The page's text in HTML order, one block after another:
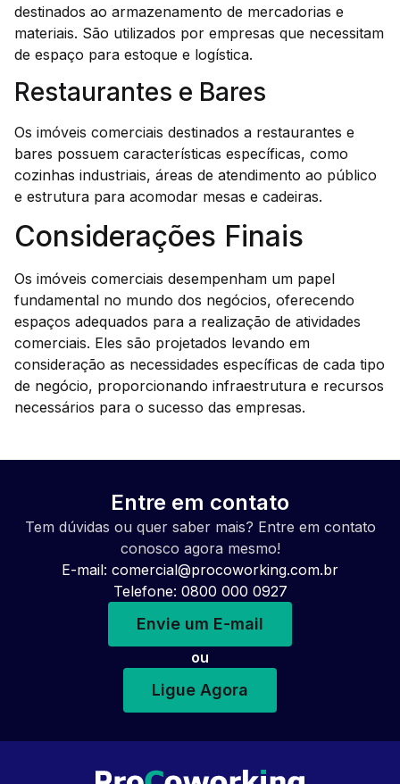
destinados ao armazenamento de mercadorias e
materiais. São utilizados por empresas que necessitam
de espaço para estoque e logística.
Restaurantes e Bares
Os imóveis comerciais destinados a restaurantes e
bares possuem características específicas, como
cozinhas industriais, áreas de atendimento ao público
e estrutura para acomodar mesas e cadeiras.
Considerações Finais
Os imóveis comerciais desempenham um papel
fundamental no mundo dos negócios, oferecendo
espaços adequados para a realização de atividades
comerciais. Eles são projetados levando em
consideração as necessidades específicas de cada tipo
de negócio, proporcionando infraestrutura e recursos
necessários para o sucesso das empresas.
Entre em contato
Tem dúvidas ou quer saber mais? Entre em contato
conosco agora mesmo!
E-mail: comercial@procoworking.com.br
Telefone: 0800 000 0927
Envie um E-mail
ou
Ligue Agora